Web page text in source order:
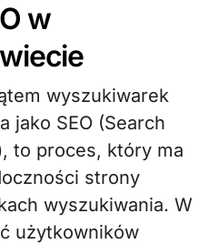
w
wyszukiwarek
jako SEO (Search
to proces, który ma
strony
wyszukiwania. W
użytkowników